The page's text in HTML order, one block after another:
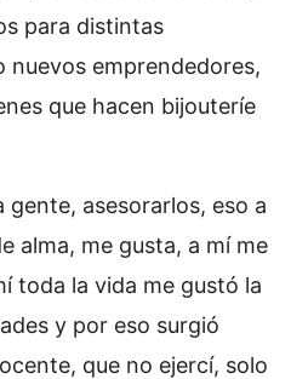
para distintas
nuevos emprendedores,
que hacen bijouteríe
gente, asesorarlos, eso a
alma, me gusta, a mí me
toda la vida me gustó la
y por eso surgió
que no ejercí, solo